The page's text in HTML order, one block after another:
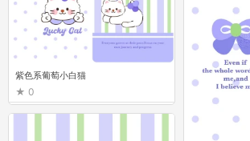
紫色系葡萄小白猫
0